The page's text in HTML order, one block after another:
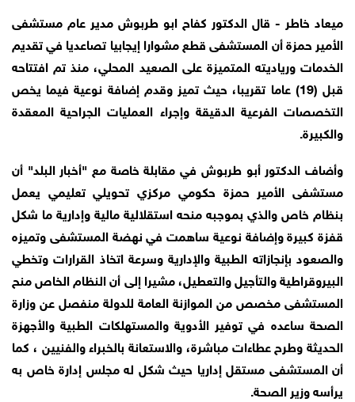
ميعاد خاطر - قال الدكتور كفاح ابو طربوش مدير عام مستشفى
الأمير حمزة أن المستشفى قطع مشوارا إيجابيا تصاعديا في تقديم
الخدمات ورياديته المتميزة على الصعيد المحلي، منذ تم افتتاحه
قبل (19) عاما تقريبا، حيث تميز وقدم إضافة نوعية فيما يخص
التخصصات الفرعية الدقيقة وإجراء العمليات الجراحية المعقدة
والكبيرة.
وأضاف الدكتور أبو طربوش في مقابلة خاصة مع "أخبار البلد" أن
مستشفى الأمير حمزة حكومي مركزي تحويلي تعليمي يعمل
بنظام خاص والذي بموجبه منحه استقلالية مالية وإدارية ما شكل
قفزة كبيرة وإضافة نوعية ساهمت في نهضة المستشفى وتميزه
والصعود بإنجازاته الطبية والإدارية وسرعة اتخاذ القرارات وتخطي
البيروقراطية والتأجيل والتعطيل، مشيرا إلى أن النظام الخاص منح
المستشفى مخصص من الموازنة العامة للدولة منفصل عن وزارة
الصحة ساعده في توفير الأدوية والمستهلكات الطبية والأجهزة
الحديثة وطرح عطاءات مباشرة، والاستعانة بالخبراء والفنيين ، كما
أن المستشفى مستقل إداريا حيث شكل له مجلس إدارة خاص به
يرأسه وزير الصحة.